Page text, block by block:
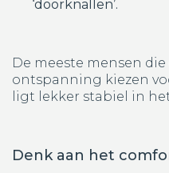
‘doorknallen’.
De meeste mensen
ontspanning kiezen
ligt lekker stabiel in
Denk aan het